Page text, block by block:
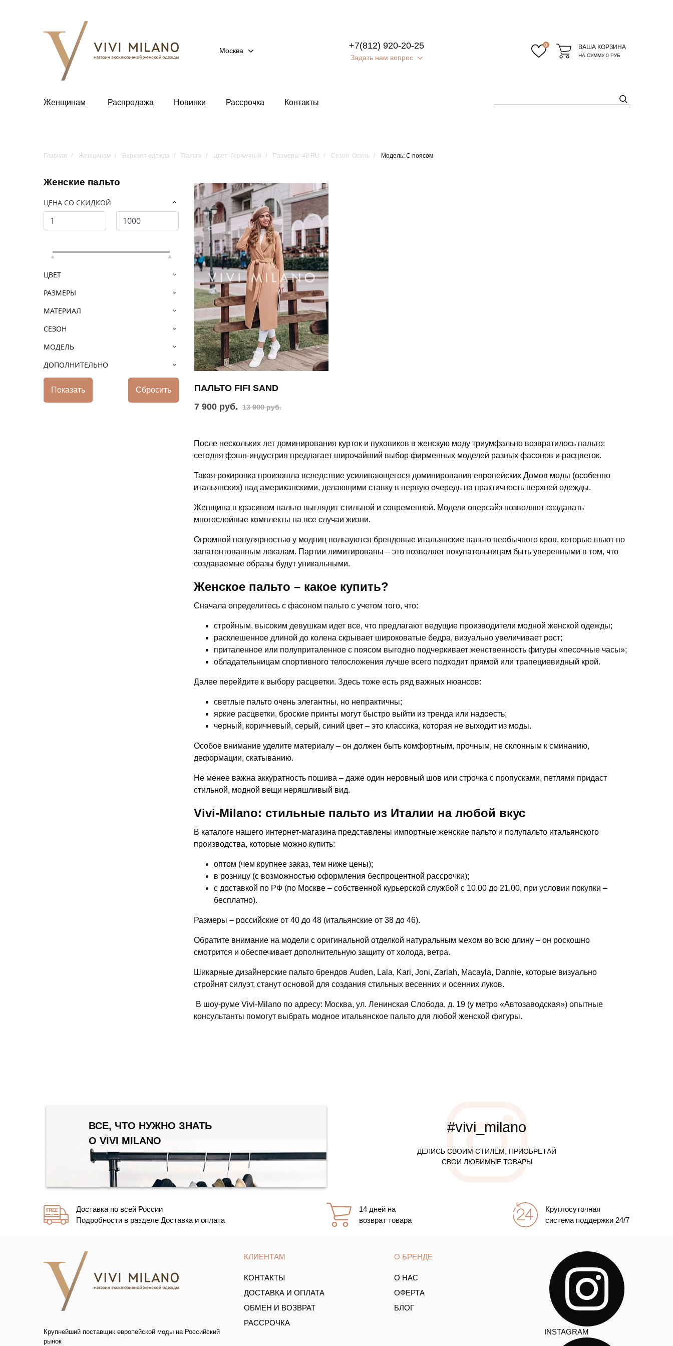
Москва
+7(812) 920-20-25
Задать нам вопрос
0 ВАША КОРЗИНА
НА СУММУ0 РУБ
Женщинам Распродажа Новинки Рассрочка Контакты
Главная Женщинам Верхняя одежда Пальто Цвет: Горчичный Размеры: 48 RU Сезон: Осень Модель: С поясом
Женские пальто
ЦЕНА СО СКИДКОЙ
ЦВЕТ
РАЗМЕРЫ
МАТЕРИАЛ
СЕЗОН
МОДЕЛЬ
ДОПОЛНИТЕЛЬНО
ПАЛЬТО FIFI SAND
7 900 руб.
13 900 руб.
После нескольких лет доминирования курток и пуховиков в женскую моду триумфально возвратилось пальто:
сегодня фэшн-индустрия предлагает широчайший выбор фирменных моделей разных фасонов и расцветок.
Такая рокировка произошла вследствие усиливающегося доминирования европейских Домов моды (особенно
итальянских) над американскими, делающими ставку в первую очередь на практичность верхней одежды.
Женщина в красивом пальто выглядит стильной и современной. Модели оверсайз позволяют создавать
многослойные комплекты на все случаи жизни.
Огромной популярностью у модниц пользуются брендовые итальянские пальто необычного кроя, которые шьют по
запатентованным лекалам. Партии лимитированы – это позволяет покупательницам быть уверенными в том, что
создаваемые образы будут уникальными.
Женское пальто – какое купить?
Сначала определитесь с фасоном пальто с учетом того, что:
стройным, высоким девушкам идет все, что предлагают ведущие производители модной женской одежды;
расклешенное длиной до колена скрывает широковатые бедра, визуально увеличивает рост;
приталенное или полуприталенное с поясом выгодно подчеркивает женственность фигуры «песочные часы»;
обладательницам спортивного телосложения лучше всего подходит прямой или трапециевидный крой.
Далее перейдите к выбору расцветки. Здесь тоже есть ряд важных нюансов:
светлые пальто очень элегантны, но непрактичны;
яркие расцветки, броские принты могут быстро выйти из тренда или надоесть;
черный, коричневый, серый, синий цвет – это классика, которая не выходит из моды.
Особое внимание уделите материалу – он должен быть комфортным, прочным, не склонным к сминанию,
деформации, скатыванию.
Не менее важна аккуратность пошива – даже один неровный шов или строчка с пропусками, петлями придаст
стильной, модной вещи неряшливый вид.
Vivi-Milano: стильные пальто из Италии на любой вкус
В каталоге нашего интернет-магазина представлены импортные женские пальто и полупальто итальянского
производства, которые можно купить:
оптом (чем крупнее заказ, тем ниже цены);
в розницу (с возможностью оформления беспроцентной рассрочки);
с доставкой по РФ (по Москве – собственной курьерской службой с 10.00 до 21.00, при условии покупки –
бесплатно).
Размеры – российские от 40 до 48 (итальянские от 38 до 46).
Обратите внимание на модели с оригинальной отделкой натуральным мехом во всю длину – он роскошно
смотрится и обеспечивает дополнительную защиту от холода, ветра.
Шикарные дизайнерские пальто брендов Auden, Lala, Kari, Joni, Zariah, Macayla, Dannie, которые визуально
стройнят силуэт, станут основой для создания стильных весенних и осенних луков.
В шоу-руме Vivi-Milano по адресу: Москва, ул. Ленинская Слобода, д. 19 (у метро «Автозаводская») опытные
консультанты помогут выбрать модное итальянское пальто для любой женской фигуры.
ВСЕ, ЧТО НУЖНО ЗНАТЬ
О VIVI MILANO
#vivi_milano
ДЕЛИСЬ СВОИМ СТИЛЕМ, ПРИОБРЕТАЙ
СВОИ ЛЮБИМЫЕ ТОВАРЫ
Доставка по всей России
Подробности в разделе Доставка и оплата
14 дней на
возврат товара
Круглосуточная
система поддержки 24/7
Крупнейший поставщик европейской моды на Российский
рынок
КЛИЕНТАМ
КОНТАКТЫ
ДОСТАВКА И ОПЛАТА
ОБМЕН И ВОЗВРАТ
РАССРОЧКА
О БРЕНДЕ
О НАС
ОФЕРТА
БЛОГ
INSTAGRAM